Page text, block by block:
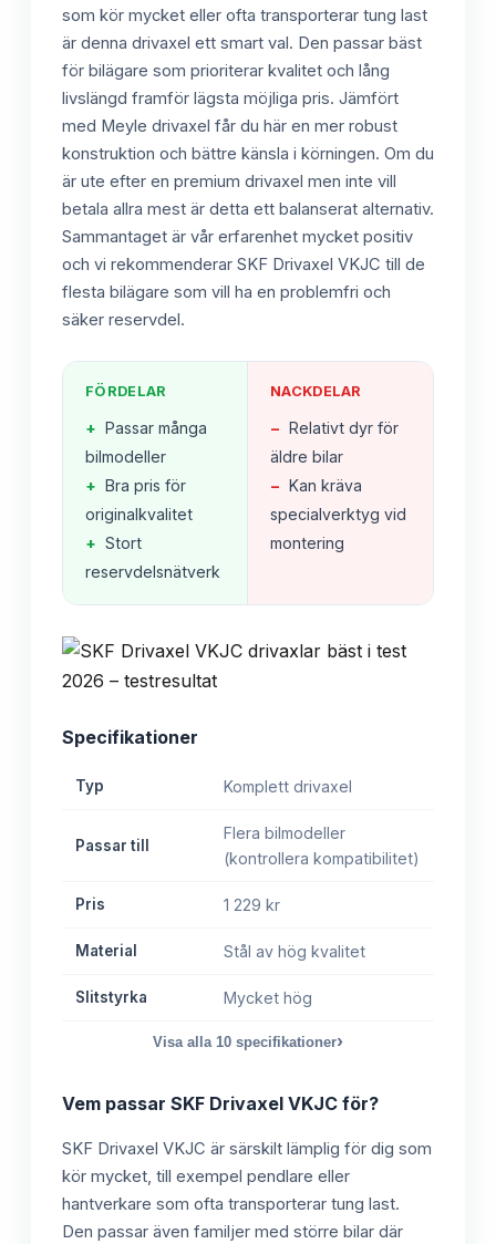
som kör mycket eller ofta transporterar tung last
är denna drivaxel ett smart val. Den passar bäst
för bilägare som prioriterar kvalitet och lång
livslängd framför lägsta möjliga pris. Jämfört
med Meyle drivaxel får du här en mer robust
konstruktion och bättre känsla i körningen. Om du
är ute efter en premium drivaxel men inte vill
betala allra mest är detta ett balanserat alternativ.
Sammantaget är vår erfarenhet mycket positiv
och vi rekommenderar SKF Drivaxel VKJC till de
flesta bilägare som vill ha en problemfri och
säker reservdel.
FÖRDELAR
+ Passar många
bilmodeller
+ Bra pris för
originalkvalitet
+ Stort
reservdelsnätverk
NACKDELAR
− Relativt dyr för
äldre bilar
− Kan kräva
specialverktyg vid
montering
Specifikationer
Typ Komplett drivaxel
Passar till
Flera bilmodeller
(kontrollera kompatibilitet)
Pris 1 229 kr
Material Stål av hög kvalitet
Slitstyrka Mycket hög
Visa alla 10 specifikationer›
Vem passar SKF Drivaxel VKJC för?
SKF Drivaxel VKJC är särskilt lämplig för dig som
kör mycket, till exempel pendlare eller
hantverkare som ofta transporterar tung last.
Den passar även familjer med större bilar där